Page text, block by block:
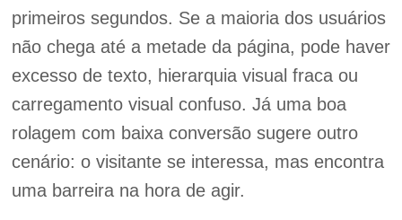
primeiros segundos. Se a maioria dos usuários
não chega até a metade da página, pode haver
excesso de texto, hierarquia visual fraca ou
carregamento visual confuso. Já uma boa
rolagem com baixa conversão sugere outro
cenário: o visitante se interessa, mas encontra
uma barreira na hora de agir.